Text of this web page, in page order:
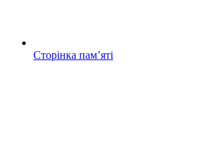
Сторінка памʼяті